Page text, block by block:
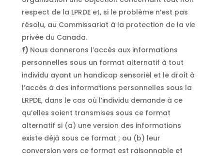
respect de la LPRDE et, si le problème n’est pas
résolu, au Commissariat à la protection de la vie
privée du Canada.
Nous donnerons l’accès aux informations
personnelles sous un format alternatif à tout
individu ayant un handicap sensoriel et le droit à
l’accès à des informations personnelles sous la
LRPDE, dans le cas où l’individu demande à ce
qu’elles soient transmises sous ce format
alternatif si (a) une version des informations
existe déjà sous ce format ; ou (b) leur
conversion vers ce format est raisonnable et